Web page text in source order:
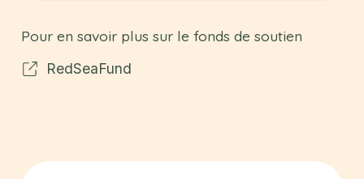
Pour en savoir plus sur le fonds de soutien
RedSeaFund